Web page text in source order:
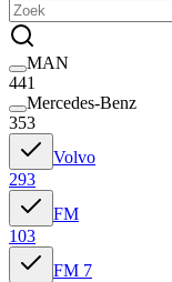
MAN
441
Mercedes-Benz
353
Volvo
293
FM
103
FM 7